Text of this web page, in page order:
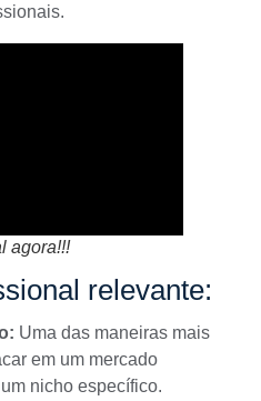
agora!!!
relevante:
Uma das maneiras mais
em um mercado
nicho específico.